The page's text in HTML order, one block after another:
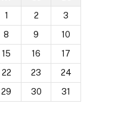
1
2
3
8 9
10
15 16
17
22 23
24
29 30 31